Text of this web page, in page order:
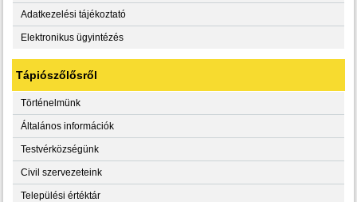
Adatkezelési tájékoztató
Elektronikus ügyintézés
Tápiószőlősről
Történelmünk
Általános információk
Testvérközségünk
Civil szervezeteink
Települési értéktár